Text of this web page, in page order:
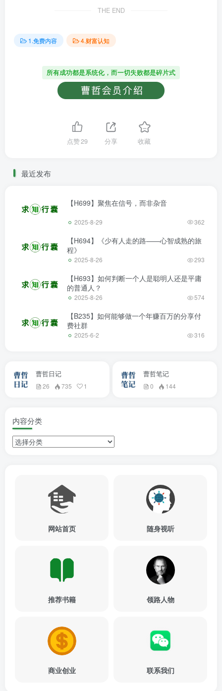
THE END
1.免费内容 4.财富认知
所有成功都是系统化，而一切失败都是碎片式
点赞29 分享 收藏
最近发布
【H699】聚焦在信号，而非杂音
2025-8-29 362
【H694】《少有人走的路——心智成熟的旅
程》
2025-8-26 293
【H693】如何判断一个人是聪明人还是平庸
的普通人？
2025-8-26 574
【B235】如何能够做一个年赚百万的分享付
费社群
2025-6-2 316
曹哲日记
26 735 1
曹哲笔记
0 144
内容分类
网站首页 随身视听
推荐书籍 领路人物
商业创业 联系我们